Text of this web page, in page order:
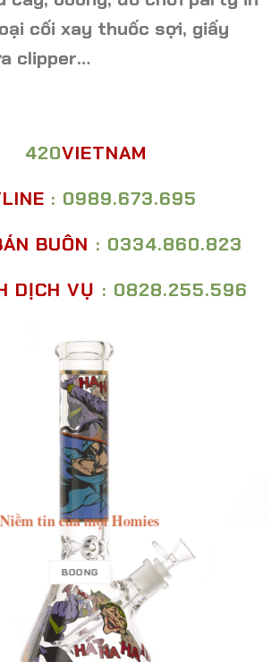
cối xay thuốc sợi, giấy
clipper…
420VIETNAM
: 0989.673.695
BUÔN : 0334.860.823
DỊCH VỤ : 0828.255.596
Niềm tin của mọi Homies
BOONG